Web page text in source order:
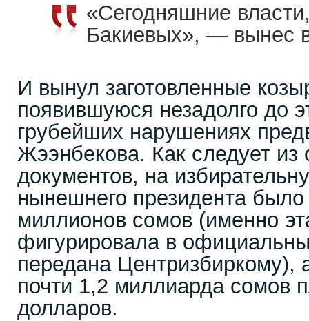
«Сегодняшние
Бакиевых», — вынес
И вынул заготовленные
появившуюся незадолго до
грубейших нарушениях
Жээнбекова. Как следует из
документов, на
нынешнего президента
миллионов сомов (именно
фигурировала в
передана Центризбиркому),
почти 1,2 миллиарда сомов
долларов.